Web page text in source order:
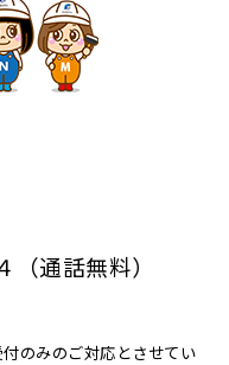
通話無料）
のみのご対応とさせてい